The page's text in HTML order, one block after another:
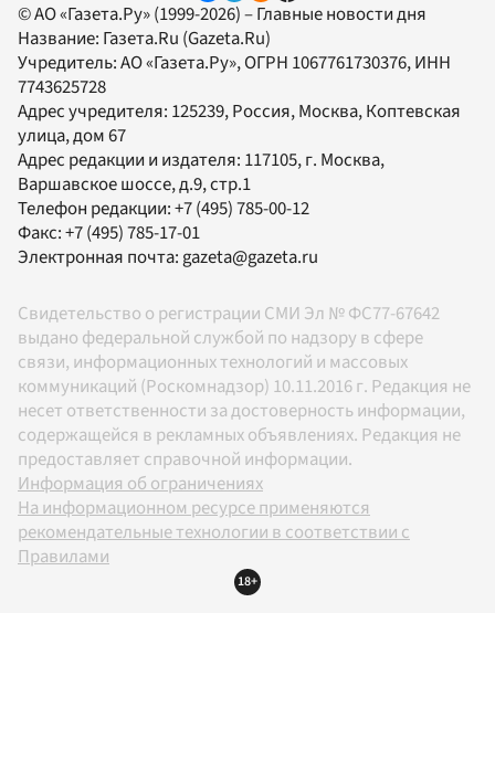
© АО «Газета.Ру» (1999-2026) – Главные новости дня
Название: Газета.Ru (Gazeta.Ru)
Учредитель:АО «Газета.Ру», ОГРН 1067761730376, ИНН
7743625728
Адрес учредителя: 125239, Россия, Москва, Коптевская
улица, дом 67
Адрес редакции и издателя: 117105, г. Москва,
Варшавское шоссе, д.9, стр.1
Телефон редакции:+7 (495) 785-00-12
Факс:+7 (495) 785-17-01
Электронная почта:gazeta@gazeta.ru
Свидетельство о регистрации СМИ Эл № ФС77-67642
выдано федеральной службой по надзору в сфере
связи, информационных технологий и массовых
коммуникаций (Роскомнадзор) 10.11.2016 г. Редакция не
несет ответственности за достоверность информации,
содержащейся в рекламных объявлениях. Редакция не
предоставляет справочной информации.
Информация об ограничениях
На информационном ресурсе применяются
рекомендательные технологии в соответствии с
Правилами
18+